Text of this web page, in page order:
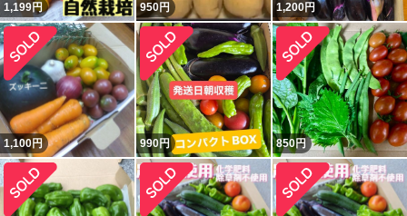
1,199円 950円 1,200円
1,100円 990円 850円